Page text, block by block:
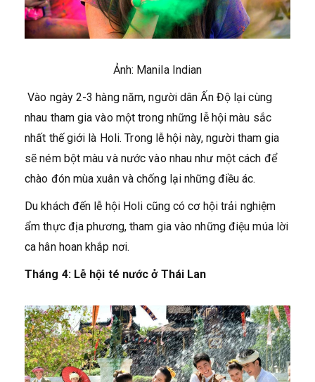
Ảnh: Manila Indian
Vào ngày 2-3 hàng năm, người dân Ấn Độ lại cùng
nhau tham gia vào một trong những lễ hội màu sắc
nhất thế giới là Holi. Trong lễ hội này, người tham gia
sẽ ném bột màu và nước vào nhau như một cách để
chào đón mùa xuân và chống lại những điều ác.
Du khách đến lễ hội Holi cũng có cơ hội trải nghiệm
ẩm thực địa phương, tham gia vào những điệu múa lời
ca hân hoan khắp nơi.
Tháng 4: Lễ hội té nước ở Thái Lan